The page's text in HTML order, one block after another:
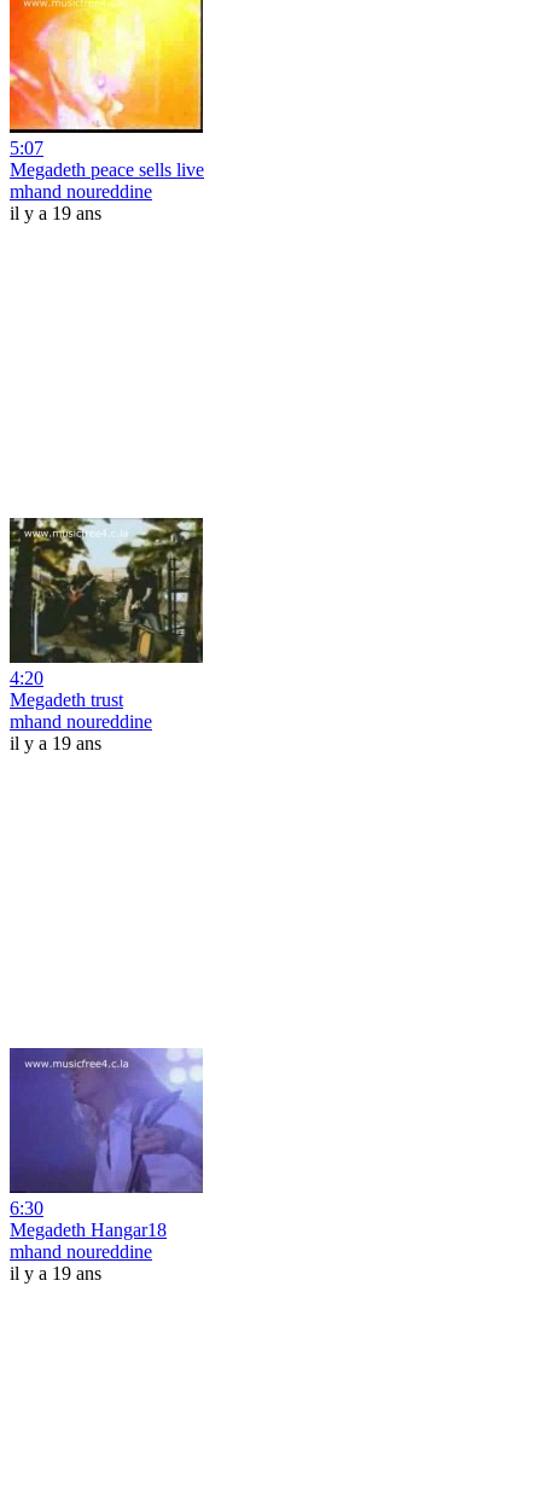
5:07
Megadeth peace sells live
mhand noureddine
il y a 19 ans
4:20
Megadeth trust
mhand noureddine
il y a 19 ans
6:30
Megadeth Hangar18
mhand noureddine
il y a 19 ans